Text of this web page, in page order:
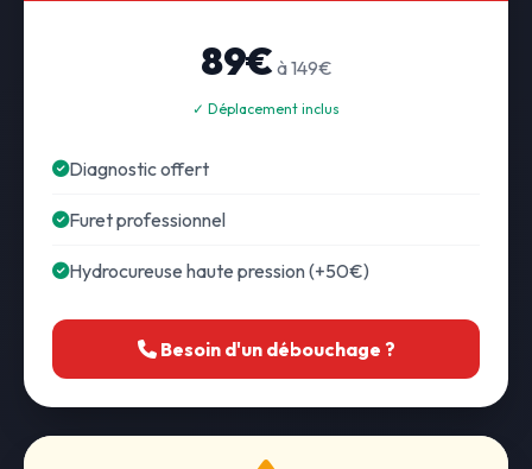
89€ à 149€
✓ Déplacement inclus
Diagnostic offert
Furet professionnel
Hydrocureuse haute pression (+50€)
Besoin d'un débouchage ?